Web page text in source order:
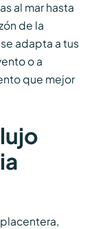
al mar hasta
de la
adapta a tus
o a
que mejor